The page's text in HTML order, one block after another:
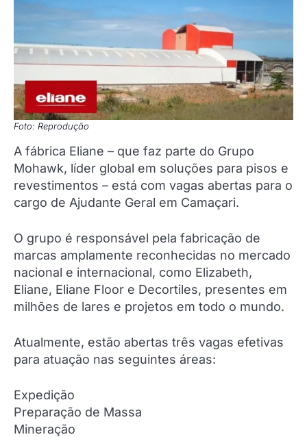
Foto: Reprodução
A fábrica Eliane – que faz parte do Grupo
Mohawk, líder global em soluções para pisos e
revestimentos – está com vagas abertas para o
cargo de Ajudante Geral em Camaçari.
O grupo é responsável pela fabricação de
marcas amplamente reconhecidas no mercado
nacional e internacional, como Elizabeth,
Eliane, Eliane Floor e Decortiles, presentes em
milhões de lares e projetos em todo o mundo.
Atualmente, estão abertas três vagas efetivas
para atuação nas seguintes áreas:
Expedição
Preparação de Massa
Mineração